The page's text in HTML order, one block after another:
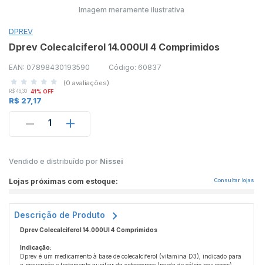
Imagem meramente ilustrativa
DPREV
Dprev Colecalciferol 14.000UI 4 Comprimidos
EAN: 07898430193590 Código: 60837
(0 avaliações)
R$ 46,30 41% OFF
R$ 27,17
1
Vendido e distribuído por Nissei
Lojas próximas com estoque: Consultar lojas
Descrição de Produto
Dprev Colecalciferol 14.000UI 4 Comprimidos
Indicação:
Dprev é um medicamento à base de colecalciferol (vitamina D3), indicado para